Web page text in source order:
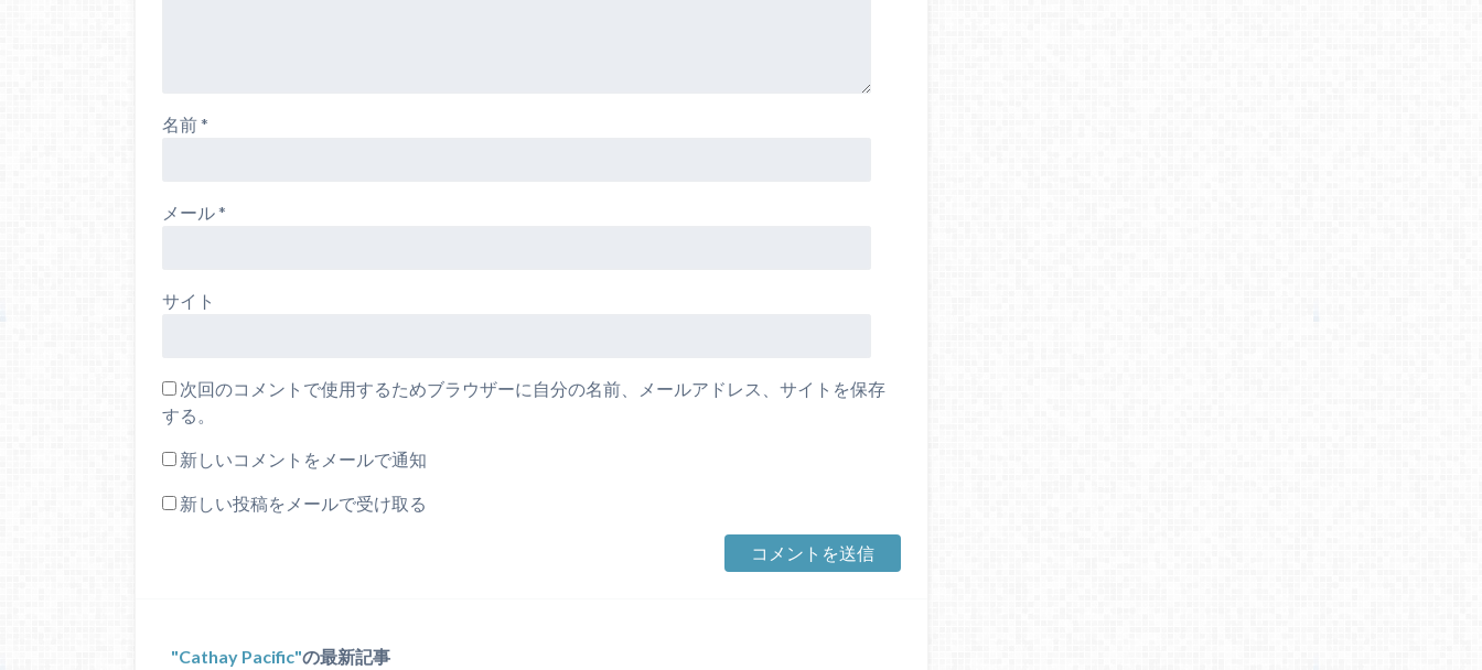
名前*
メール*
サイト
次回のコメントで使用するためブラウザーに自分の名前、メールアドレス、サイトを保存
する。
新しいコメントをメールで通知
新しい投稿をメールで受け取る
Cathay Pacific の最新記事